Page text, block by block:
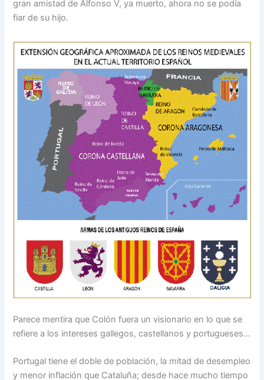
gran amistad de Alfonso V, ya muerto, ahora no se podía
fiar de su hijo.
Parece mentira que Colón fuera un visionario en lo que se
refiere a los intereses gallegos, castellanos y portugueses…
Portugal tiene el doble de población, la mitad de desempleo
y menor inflación que Cataluña; desde hace mucho tiempo